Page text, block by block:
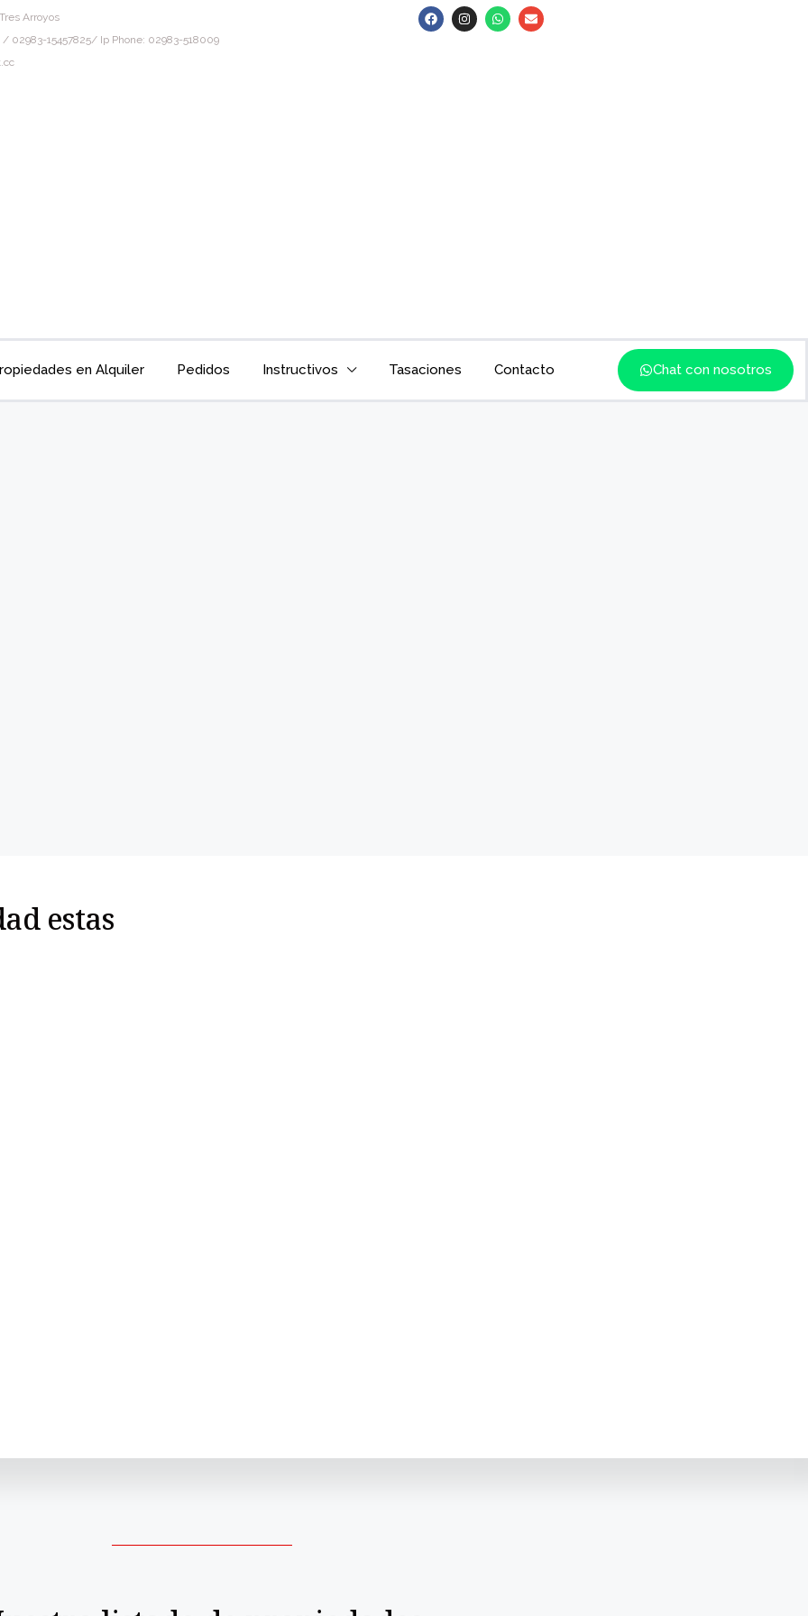
Arroyos
02983-15457825/ Ip Phone: 02983-518009
en Alquiler Pedidos Instructivos Tasaciones Contacto Chat con nosotros
estas